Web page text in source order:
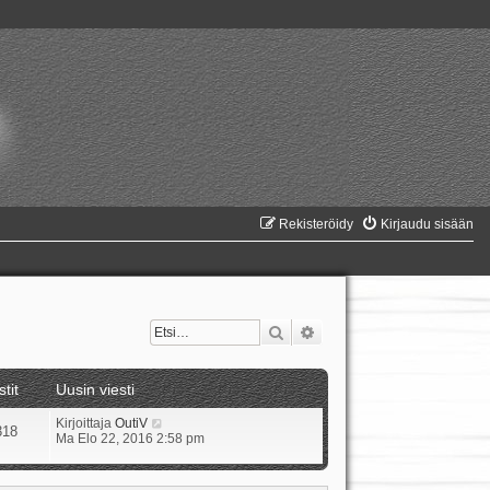
Kirjaudu sisään
Rekisteröidy
Etsi
Uusin viesti
KirjoittajaOutiV
ä
t
ä
Ma Elo 22, 2016 2:58 pm